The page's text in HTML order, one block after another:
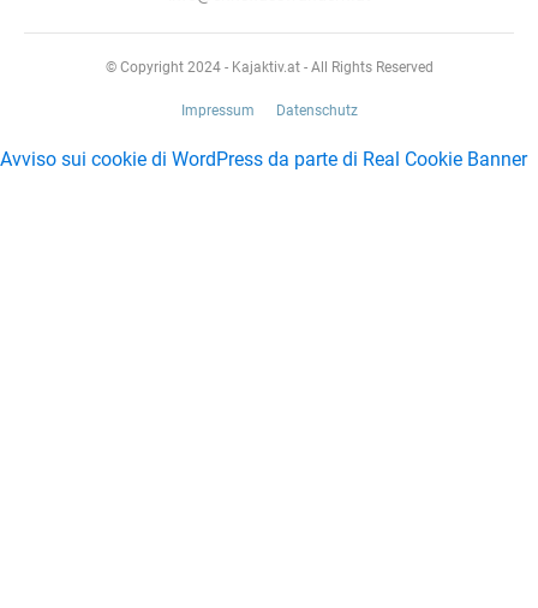
© Copyright 2024 - Kajaktiv.at - All Rights Reserved
Impressum Datenschutz
Avviso sui cookie di WordPress da parte di Real Cookie Banner